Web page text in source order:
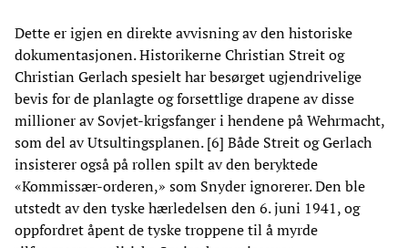
Dette er igjen en direkte avvisning av den historiske
dokumentasjonen. Historikerne Christian Streit og
Christian Gerlach spesielt har besørget ugjendrivelige
bevis for de planlagte og forsettlige drapene av disse
millioner av Sovjet-krigsfanger i hendene på Wehrmacht,
som del av Utsultingsplanen. [6] Både Streit og Gerlach
insisterer også på rollen spilt av den beryktede
«Kommissær-orderen,» som Snyder ignorerer. Den ble
utstedt av den tyske hærledelsen den 6. juni 1941, og
oppfordret åpent de tyske troppene til å myrde